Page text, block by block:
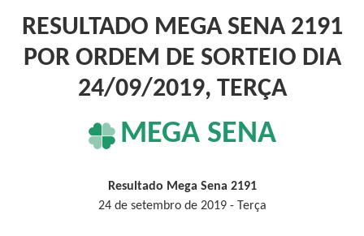
RESULTADO MEGA SENA 2191
POR ORDEM DE SORTEIO DIA
24/09/2019, TERÇA
MEGA SENA
Resultado Mega Sena 2191
24 de setembro de 2019 - Terça